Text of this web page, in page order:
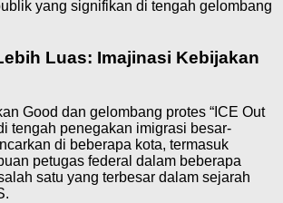
yang signifikan di tengah gelombang
Luas: Imajinasi Kebijakan
Good dan gelombang protes “ICE Out
tengah penegakan imigrasi besar-
di beberapa kota, termasuk
petugas federal dalam beberapa
satu yang terbesar dalam sejarah